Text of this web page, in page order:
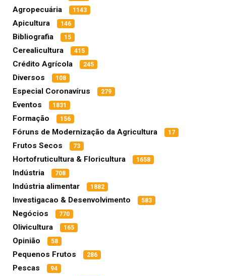
Agropecuária
1143
Apicultura 146
Bibliografia 15
Cerealicultura 415
Crédito Agrícola 245
Diversos 108
Especial Coronavírus 279
Eventos 1831
Formação 156
Fóruns de Modernização da Agricultura 17
Frutos Secos 73
Hortofruticultura & Floricultura 1658
Indústria 708
Indústria alimentar 1882
Investigacao & Desenvolvimento 583
Negócios 770
Olivicultura 165
Opinião 58
Pequenos Frutos 286
Pescas 94